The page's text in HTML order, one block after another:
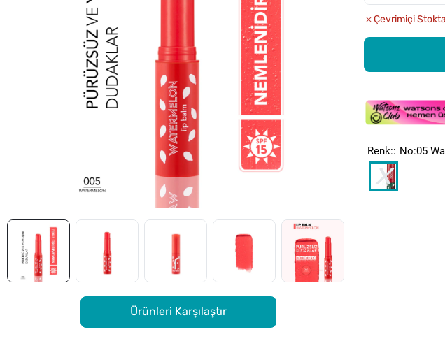
Ürünleri Karşılaştır
Renk: No:05
Çevrimiçi